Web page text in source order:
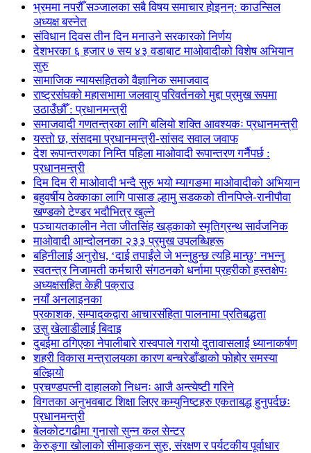
भ्रममा नपरौँ सञ्जालका सबै विषय समाचार होइनन्: काउन्सिल
अध्यक्ष बस्नेत
संविधान दिवस तीन दिन मनाउने सरकारको निर्णय
देशभरका ६ हजार ७ सय ४३ वडाबाट माओवादीको विशेष अभियान
सुरु
सामाजिक न्यायसहितको वैज्ञानिक समाजवाद
राष्ट्रसंघको महासभामा जलवायु परिवर्तनको मुद्दा प्रमुख रूपमा
उठाउँछौँ : प्रधानमन्त्री
समाजवादी गणतन्त्रका लागि बलियो शक्ति आवश्यकः प्रधानमन्त्री
यस्तो छ, संसदमा प्रधानमन्त्री-सांसद सवाल जवाफ
देश रूपान्तरणका निम्ति पहिला माओवादी रूपान्तरण गर्नैपर्छ :
प्रधानमन्त्री
दिम दिम री माओवादी भन्दै सुरु भयो म्यागङमा माओवादीको अभियान
बहुवर्षीय ठेक्काका लागि पासाङ ल्हामु सडकको तीनपिप्ले-रानीपौवा
खण्डको टेण्डर भदौभित्र खुल्ने
पञ्चायतकालीन नेता जीतसिंह खड्काको स्मृतिग्रन्थ सार्वजनिक
माओवादी आन्दोलनका २३३ प्रमुख उपलब्धिहरू
बहिनीलाई अनुरोध, ‘दाई तपाईंले जे भन्नुहुन्छ त्यहि मान्छु’ नभन्नु
स्वतन्त्र निजामती कर्मचारी संगठनको धर्नामा प्रहरीको हस्तक्षेपः
अध्यक्षसहित केही पक्राउ
नयाँ अनलाइनका
प्रकाशक, सम्पादकद्वारा आचारसंहिता पालनामा प्रतिबद्धता
उसु खेलाडीलाई बिदाइ
दुबईमा ठगिएका नेपालीबारे रास्वपाले गरायो दुतावासलाई ध्यानाकर्षण
शहरी विकास मन्त्रालयका कारण बन्चरेडाँडाको फोहोर समस्या
बल्झियो
प्रचण्डपत्नी दाहालको निधनः आजै अन्त्येष्टी गरिने
विगतका अनुभवबाट शिक्षा लिएर कम्युनिष्टहरु एकताबद्ध हुनुपर्दछः
प्रधानमन्त्री
बेलकोटगढीमा गुनासो सुन्न कल सेन्टर
केरुङ्गा खोलाको सीमाङ्कन सुरु, संरक्षण र पर्यटकीय पूर्वाधार